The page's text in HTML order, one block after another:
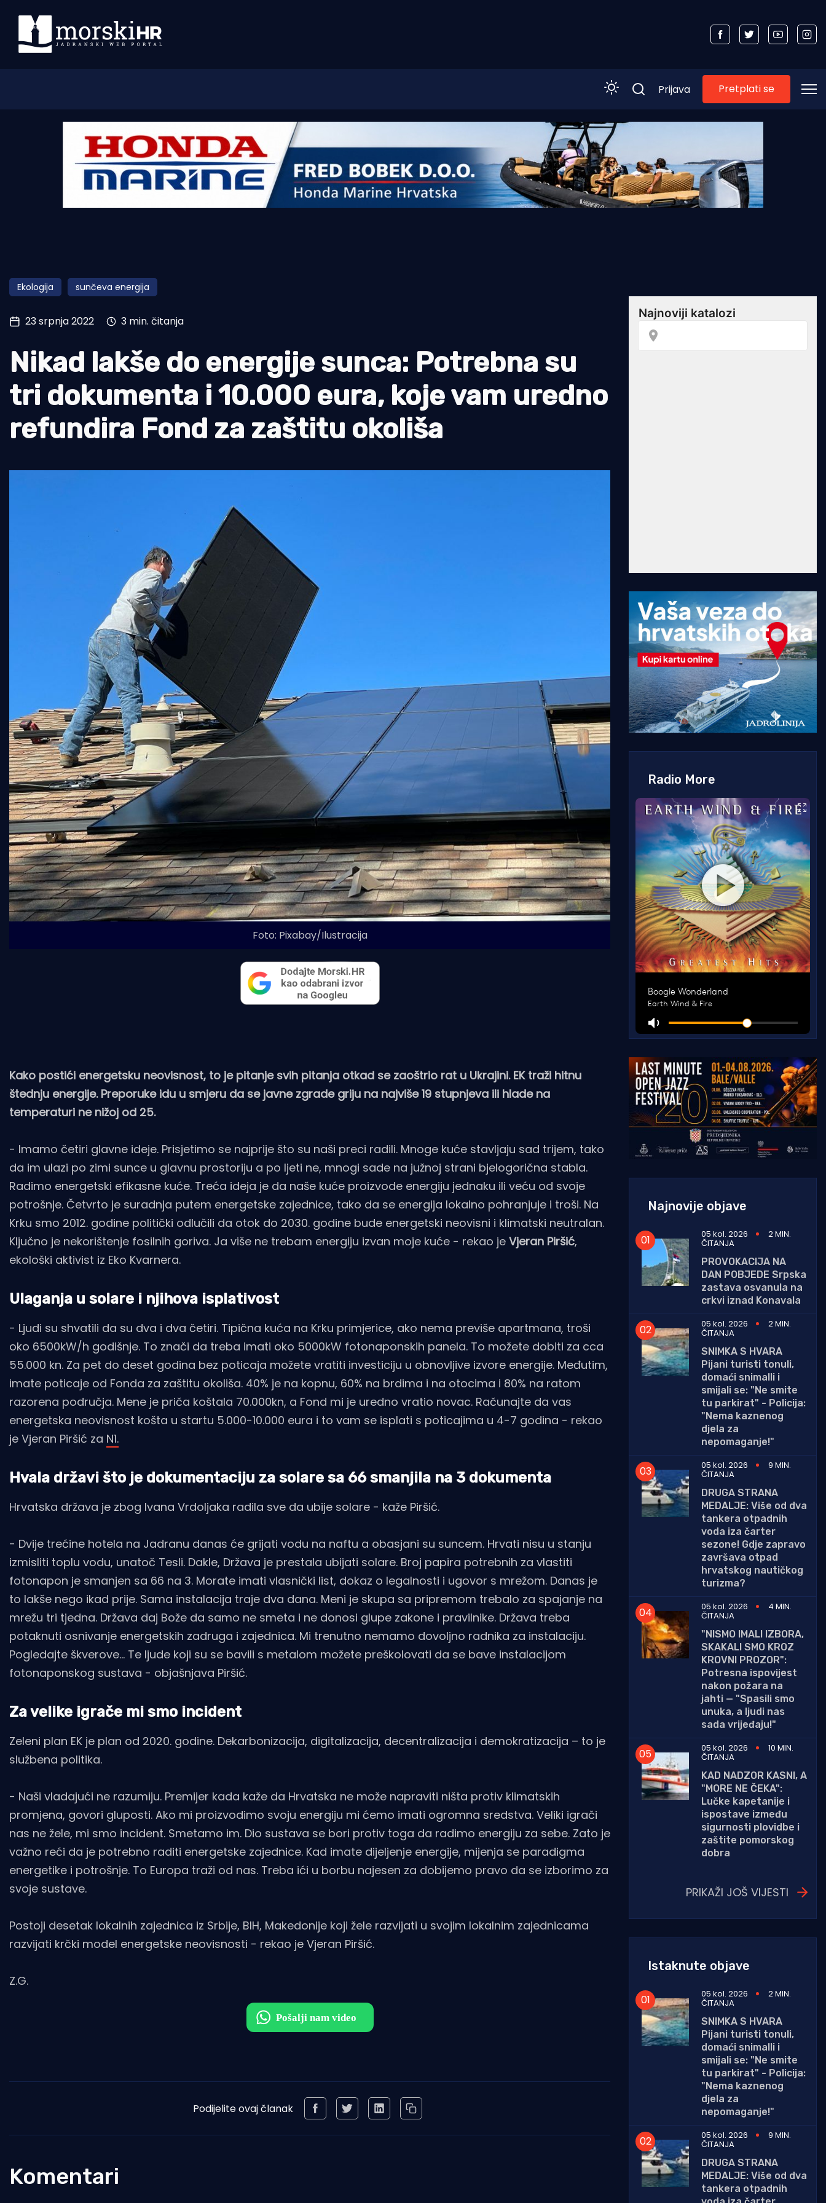
Morski plus
Pomorstvo
Ribolov
Tradicija i kultura
Prijava Pretplati se
Ekologija sunčeva energija
23 srpnja 2022 3 min. čitanja
Nikad lakše do energije sunca: Potrebna su
tri dokumenta i 10.000 eura, koje vam uredno
refundira Fond za zaštitu okoliša
Foto: Pixabay/Ilustracija
Kako postići energetsku neovisnost, to je pitanje svih pitanja otkad se zaoštrio rat u Ukrajini. EK traži hitnu
štednju energije. Preporuke idu u smjeru da se javne zgrade griju na najviše 19 stupnjeva ili hlade na
temperaturi ne nižoj od 25.
- Imamo četiri glavne ideje. Prisjetimo se najprije što su naši preci radili. Mnoge kuće stavljaju sad trijem, tako
da im ulazi po zimi sunce u glavnu prostoriju a po ljeti ne, mnogi sade na južnoj strani bjelogorična stabla.
Radimo energetski efikasne kuće. Treća ideja je da naše kuće proizvode energiju jednaku ili veću od svoje
potrošnje. Četvrto je suradnja putem energetske zajednice, tako da se energija lokalno pohranjuje i troši. Na
Krku smo 2012. godine politički odlučili da otok do 2030. godine bude energetski neovisni i klimatski neutralan.
Ključno je nekorištenje fosilnih goriva. Ja više ne trebam energiju izvan moje kuće - rekao je Vjeran Piršić,
ekološki aktivist iz Eko Kvarnera.
Ulaganja u solare i njihova isplativost
- Ljudi su shvatili da su dva i dva četiri. Tipična kuća na Krku primjerice, ako nema previše apartmana, troši
oko 6500kW/h godišnje. To znači da treba imati oko 5000kW fotonaponskih panela. To možete dobiti za cca
55.000 kn. Za pet do deset godina bez poticaja možete vratiti investiciju u obnovljive izvore energije. Međutim,
imate poticaje od Fonda za zaštitu okoliša. 40% je na kopnu, 60% na brdima i na otocima i 80% na ratom
razorena područja. Mene je priča koštala 70.000kn, a Fond mi je uredno vratio novac. Računajte da vas
energetska neovisnost košta u startu 5.000-10.000 eura i to vam se isplati s poticajima u 4-7 godina - rekao
je Vjeran Piršić za N1.
Hvala državi što je dokumentaciju za solare sa 66 smanjila na 3 dokumenta
Hrvatska država je zbog Ivana Vrdoljaka radila sve da ubije solare - kaže Piršić.
- Dvije trećine hotela na Jadranu danas će grijati vodu na naftu a obasjani su suncem. Hrvati nisu u stanju
izmisliti toplu vodu, unatoč Tesli. Dakle, Država je prestala ubijati solare. Broj papira potrebnih za vlastiti
fotonapon je smanjen sa 66 na 3. Morate imati vlasnički list, dokaz o legalnosti i ugovor s mrežom. Danas je
to lakše nego ikad prije. Sama instalacija traje dva dana. Meni je skupa sa pripremom trebalo za spajanje na
mrežu tri tjedna. Država daj Bože da samo ne smeta i ne donosi glupe zakone i pravilnike. Država treba
potaknuti osnivanje energetskih zadruga i zajednica. Mi trenutno nemamo dovoljno radnika za instalaciju.
Pogledajte škverove… Te ljude koji su se bavili s metalom možete preškolovati da se bave instalacijom
fotonaponskog sustava - objašnjava Piršić.
Za velike igrače mi smo incident
Zeleni plan EK je plan od 2020. godine. Dekarbonizacija, digitalizacija, decentralizacija i demokratizacija – to je
službena politika.
- Naši vladajući ne razumiju. Premijer kada kaže da Hrvatska ne može napraviti ništa protiv klimatskih
promjena, govori gluposti. Ako mi proizvodimo svoju energiju mi ćemo imati ogromna sredstva. Veliki igrači
nas ne žele, mi smo incident. Smetamo im. Dio sustava se bori protiv toga da radimo energiju za sebe. Zato je
važno reći da je potrebno raditi energetske zajednice. Kad imate dijeljenje energije, mijenja se paradigma
energetike i potrošnje. To Europa traži od nas. Treba ići u borbu najesen za dobijemo pravo da se izborimo za
svoje sustave.
Postoji desetak lokalnih zajednica iz Srbije, BIH, Makedonije koji žele razvijati u svojim lokalnim zajednicama
razvijati krčki model energetske neovisnosti - rekao je Vjeran Piršić.
Z.G.
Podijelite ovaj članak
Komentari
Radio More
Najnovije objave
05 kol. 2026 2 MIN.
ČITANJA
PROVOKACIJA NA
DAN POBJEDE Srpska
zastava osvanula na
crkvi iznad Konavala
05 kol. 2026
2 MIN.
ČITANJA
SNIMKA S HVARA
Pijani turisti tonuli,
domaći snimalli i
smijali se: "Ne smite
tu parkirat" - Policija:
"Nema kaznenog
djela za
nepomaganje!"
05 kol. 2026
9 MIN.
ČITANJA
DRUGA STRANA
MEDALJE: Više od dva
tankera otpadnih
voda iza čarter
sezone! Gdje zapravo
završava otpad
hrvatskog nautičkog
turizma?
05 kol. 2026
4 MIN.
ČITANJA
"NISMO IMALI IZBORA,
SKAKALI SMO KROZ
KROVNI PROZOR":
Potresna ispovijest
nakon požara na
jahti — "Spasili smo
unuka, a ljudi nas
sada vrijeđaju!"
05 kol. 2026
10 MIN.
ČITANJA
KAD NADZOR KASNI, A
"MORE NE ČEKA":
Lučke kapetanije i
ispostave između
sigurnosti plovidbe i
zaštite pomorskog
dobra
PRIKAŽI JOŠ VIJESTI
Istaknute objave
05 kol. 2026 2 MIN.
ČITANJA
SNIMKA S HVARA
Pijani turisti tonuli,
domaći snimalli i
smijali se: "Ne smite
tu parkirat" - Policija:
"Nema kaznenog
djela za
nepomaganje!"
05 kol. 2026
9 MIN.
ČITANJA
DRUGA STRANA
MEDALJE: Više od dva
tankera otpadnih